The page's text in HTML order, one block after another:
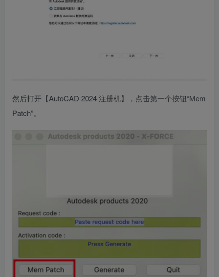
然后打开【AutoCAD 2024 注册机】，点击第一个按钮“Mem
Patch”。